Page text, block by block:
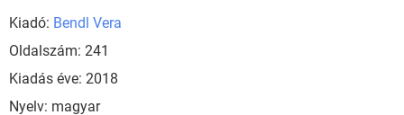
Kiadó: Bendl Vera
Oldalszám: 241
Kiadás éve: 2018
Nyelv: magyar